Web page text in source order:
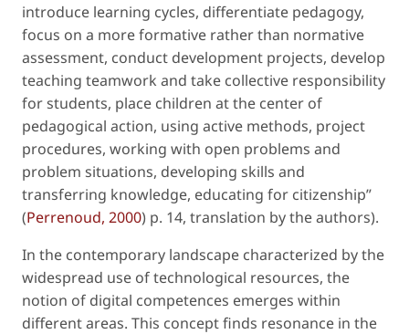
introduce learning cycles, differentiate pedagogy,
focus on a more formative rather than normative
assessment, conduct development projects, develop
teaching teamwork and take collective responsibility
for students, place children at the center of
pedagogical action, using active methods, project
procedures, working with open problems and
problem situations, developing skills and
transferring knowledge, educating for citizenship”
(Perrenoud, 2000) p. 14, translation by the authors).
In the contemporary landscape characterized by the
widespread use of technological resources, the
notion of digital competences emerges within
different areas. This concept finds resonance in the